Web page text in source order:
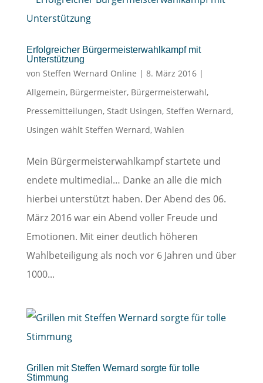
Erfolgreicher Bürgermeisterwahlkampf mit
Unterstützung
von Steffen Wernard Online | 8. März 2016|
Allgemein, Bürgermeister, Bürgermeisterwahl,
Pressemitteilungen, Stadt Usingen, Steffen Wernard,
Usingen wählt Steffen Wernard, Wahlen
Mein Bürgermeisterwahlkampf startete und
endete multimedial… Danke an alle die mich
hierbei unterstützt haben. Der Abend des 06.
März 2016 war ein Abend voller Freude und
Emotionen. Mit einer deutlich höheren
Wahlbeteiligung als noch vor 6 Jahren und über
1000...
Grillen mit Steffen Wernard sorgte für tolle
Stimmung